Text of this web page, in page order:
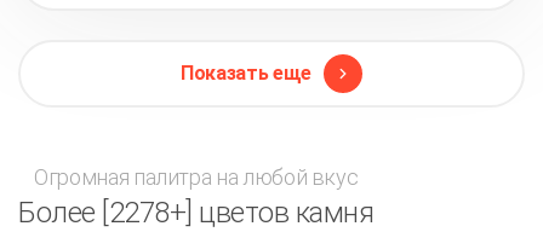
Показать еще
Огромная палитра на любой вкус
Более [2278+] цветов камня